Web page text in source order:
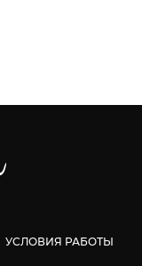
УСЛОВИЯ РАБОТЫ